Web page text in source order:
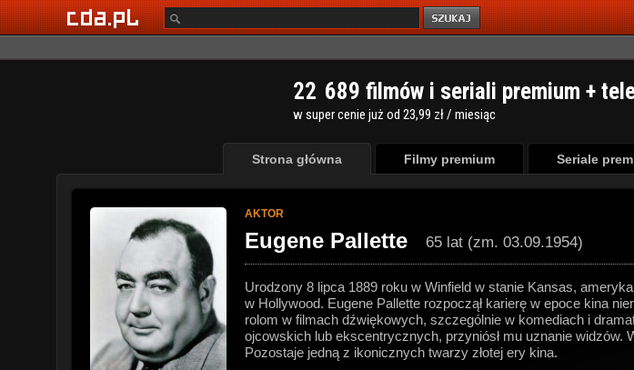
22 689 filmów i seriali premium +
w super cenie już od 23,99 zł / miesiąc
Strona główna Filmy premium Seriale
AKTOR
Eugene Pallette 65 lat (zm. 03.09.1954)
Urodzony 8 lipca 1889 roku w Winfield w stanie Kansas,
w Hollywood. Eugene Pallette rozpoczął karierę w epoce kina
rolom w filmach dźwiękowych, szczególnie w komediach i
ojcowskich lub ekscentrycznych, przyniósł mu uznanie widzów.
Pozostaje jedną z ikonicznych twarzy złotej ery kina.